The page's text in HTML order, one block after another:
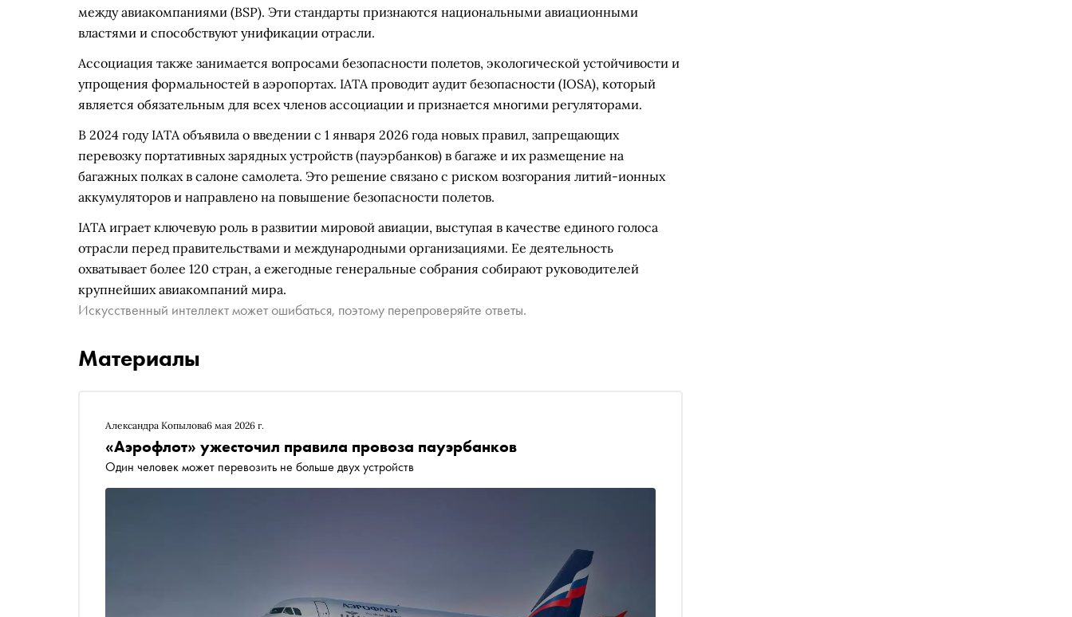
между авиакомпаниями (BSP). Эти стандарты признаются национальными авиационными
властями и способствуют унификации отрасли.
Ассоциация также занимается вопросами безопасности полетов, экологической устойчивости и
упрощения формальностей в аэропортах. IATA проводит аудит безопасности (IOSA), который
является обязательным для всех членов ассоциации и признается многими регуляторами.
В 2024 году IATA объявила о введении с 1 января 2026 года новых правил, запрещающих
перевозку портативных зарядных устройств (пауэрбанков) в багаже и их размещение на
багажных полках в салоне самолета. Это решение связано с риском возгорания литий-ионных
аккумуляторов и направлено на повышение безопасности полетов.
IATA играет ключевую роль в развитии мировой авиации, выступая в качестве единого голоса
отрасли перед правительствами и международными организациями. Ее деятельность
охватывает более 120 стран, а ежегодные генеральные собрания собирают руководителей
крупнейших авиакомпаний мира.
Искусственный интеллект может ошибаться, поэтому перепроверяйте ответы.
Материалы
Александра Копылова6 мая 2026 г.
«Аэрофлот» ужесточил правила провоза пауэрбанков
Один человек может перевозить не больше двух устройств